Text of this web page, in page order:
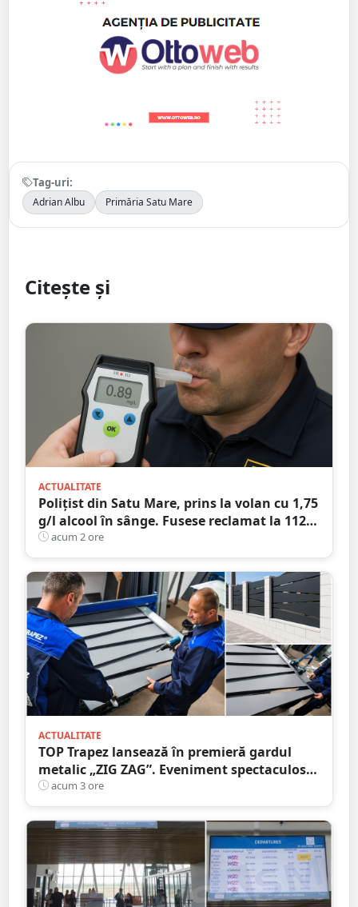
Tag-uri:
Adrian Albu Primăria Satu Mare
Citește și
ACTUALITATE
Polițist din Satu Mare, prins la volan cu 1,75
g/l alcool în sânge. Fusese reclamat la 112
că circula pe contrasens
acum 2 ore
ACTUALITATE
TOP Trapez lansează în premieră gardul
metalic „ZIG ZAG”. Eveniment spectaculos
în Grădina Romei
acum 3 ore